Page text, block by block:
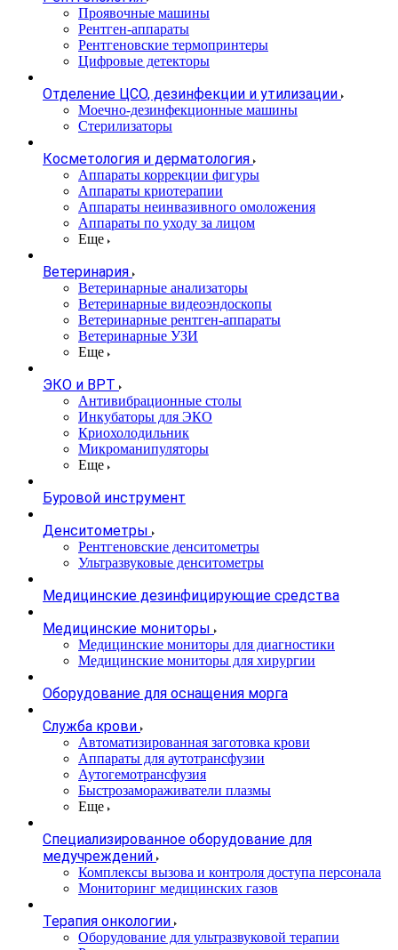
Проявочные машины
Рентген-аппараты
Рентгеновские термопринтеры
Цифровые детекторы
Отделение ЦСО, дезинфекции и утилизации
Моечно-дезинфекционные машины
Стерилизаторы
Косметология и дерматология
Аппараты коррекции фигуры
Аппараты криотерапии
Аппараты неинвазивного омоложения
Аппараты по уходу за лицом
Еще
Ветеринария
Ветеринарные анализаторы
Ветеринарные видеоэндоскопы
Ветеринарные рентген-аппараты
Ветеринарные УЗИ
Еще
ЭКО и ВРТ
Антивибрационные столы
Инкубаторы для ЭКО
Криохолодильник
Микроманипуляторы
Еще
Буровой инструмент
Денситометры
Рентгеновские денситометры
Ультразвуковые денситометры
Медицинские дезинфицирующие средства
Медицинские мониторы
Медицинские мониторы для диагностики
Медицинские мониторы для хирургии
Оборудование для оснащения морга
Служба крови
Автоматизированная заготовка крови
Аппараты для аутотрансфузии
Аутогемотрансфузия
Быстрозамораживатели плазмы
Еще
Специализированное оборудование для
медучреждений
Комплексы вызова и контроля доступа персонала
Мониторинг медицинских газов
Терапия онкологии
Оборудование для ультразвуковой терапии